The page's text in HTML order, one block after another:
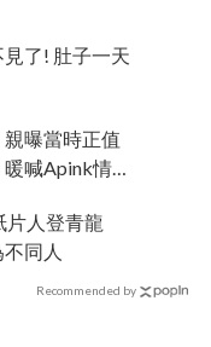
了! 肚子一天
曝當時正值
喊Apink情誼
片人登青龍
同人
Recommended by